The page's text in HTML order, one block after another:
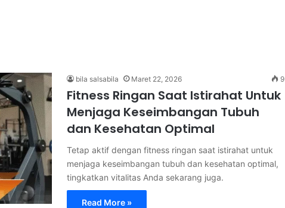
bila salsabila Maret 22, 2026 9
Fitness Ringan Saat Istirahat Untuk
Menjaga Keseimbangan Tubuh
dan Kesehatan Optimal
Tetap aktif dengan fitness ringan saat istirahat untuk
menjaga keseimbangan tubuh dan kesehatan optimal,
tingkatkan vitalitas Anda sekarang juga.
Read More »